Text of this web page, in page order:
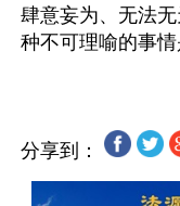
肆意妄为、无法
分享到：